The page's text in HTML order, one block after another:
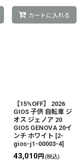
カートに入れる
【15%OFF】 2026
GIOS 子供 自転車 ジ
オス ジェノア 20
GIOS GENOVA 20イ
ンチ ホワイト [2-
gios-j1-00003-4]
43,010円 (税込)